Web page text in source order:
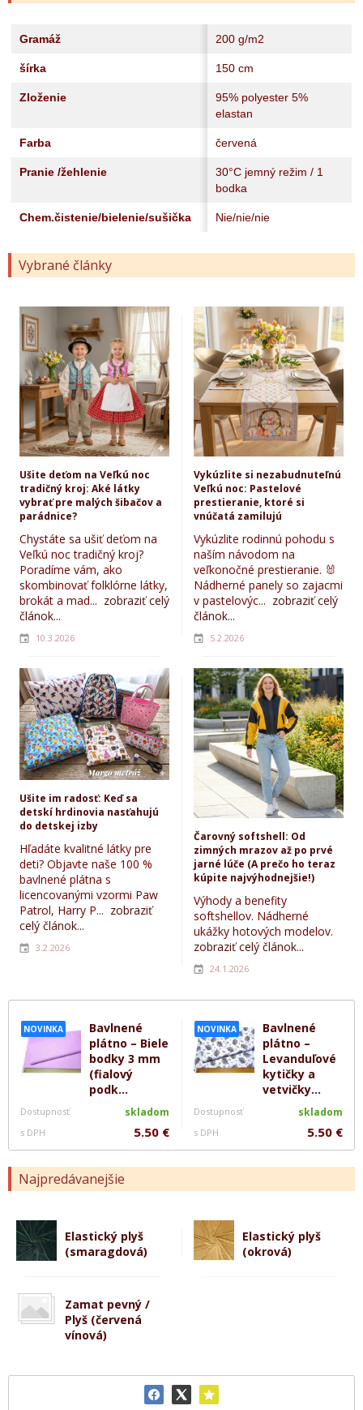
NOVINKA
Bavlnené
plátno – Biele
bodky 3 mm
(fialový
podk...
Dostupnosť skladom
s DPH 5.50 €
NOVINKA
Bavlnené
plátno –
Levanduľové
kytičky a
vetvičky...
Dostupnosť skladom
s DPH 5.50 €
Najpredávanejšie
Elastický plyš
(smaragdová)
Elastický plyš
(okrová)
Zamat pevný /
Plyš (červená
vínová)
Gramáž 200 g/m2
šírka 150 cm
Zloženie
95% polyester 5%
elastan
Farba červená
Pranie /žehlenie
30°C jemný režim / 1
bodka
Chem.čistenie/bielenie/sušička Nie/nie/nie
Vybrané články
Ušite deťom na Veľkú noc
tradičný kroj: Aké látky
vybrať pre malých šibačov a
parádnice?
Chystáte sa ušiť deťom na
Veľkú noc tradičný kroj?
Poradíme vám, ako
skombinovať folklórne látky,
brokát a mad... zobraziť celý
článok...
10.3.2026
Vykúzlite si nezabudnuteľnú
Veľkú noc: Pastelové
prestieranie, ktoré si
vnúčatá zamilujú
Vykúzlite rodinnú pohodu s
naším návodom na
veľkonočné prestieranie. 🐰
Nádherné panely so zajacmi
v pastelovýc... zobraziť celý
článok...
5.2.2026
Ušite im radosť: Keď sa
detskí hrdinovia nasťahujú
do detskej izby
Hľadáte kvalitné látky pre
deti? Objavte naše 100 %
bavlnené plátna s
licencovanými vzormi Paw
Patrol, Harry P... zobraziť
celý článok...
3.2.2026
Čarovný softshell: Od
zimných mrazov až po prvé
jarné lúče (A prečo ho teraz
kúpite najvýhodnejšie!)
Výhody a benefity
softshellov. Nádherné
ukážky hotových modelov.
zobraziť celý článok...
24.1.2026